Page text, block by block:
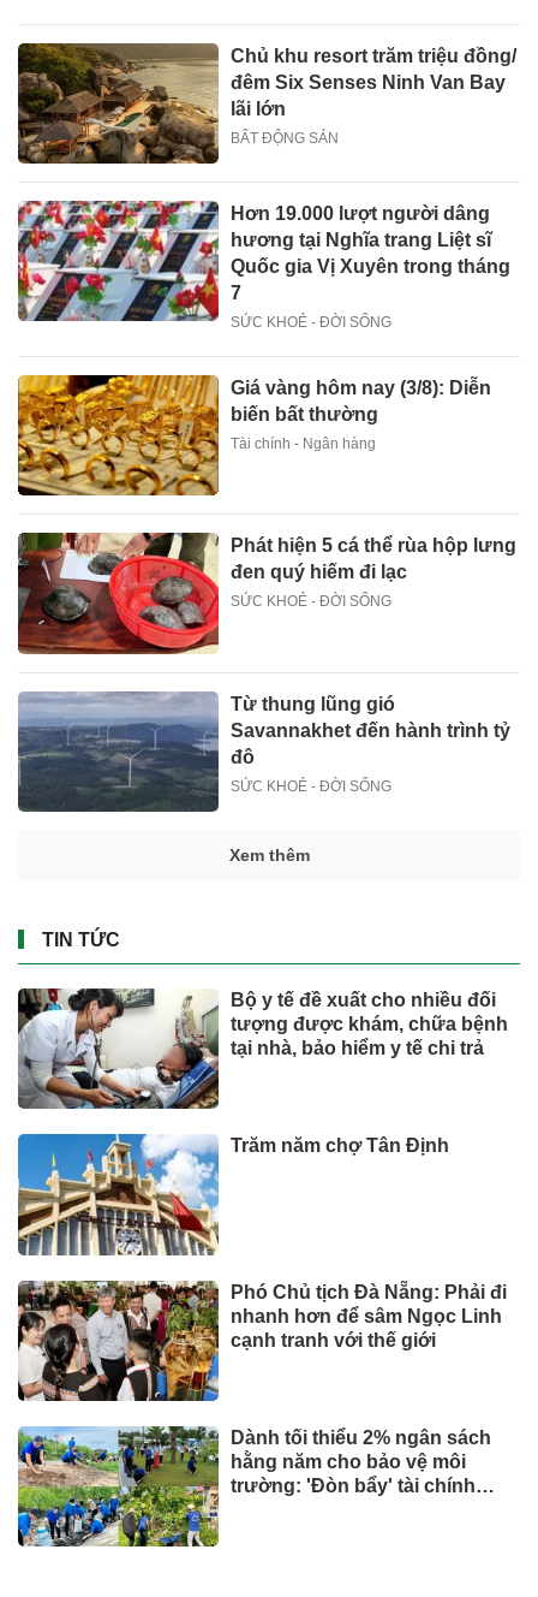
Chủ khu resort trăm triệu đồng/
đêm Six Senses Ninh Van Bay
lãi lớn
BẤT ĐỘNG SẢN
Hơn 19.000 lượt người dâng
hương tại Nghĩa trang Liệt sĩ
Quốc gia Vị Xuyên trong tháng
7
SỨC KHOẺ - ĐỜI SỐNG
Giá vàng hôm nay (3/8): Diễn
biến bất thường
Tài chính - Ngân hàng
Phát hiện 5 cá thể rùa hộp lưng
đen quý hiếm đi lạc
SỨC KHOẺ - ĐỜI SỐNG
Từ thung lũng gió
Savannakhet đến hành trình tỷ
đô
SỨC KHOẺ - ĐỜI SỐNG
Xem thêm
TIN TỨC
Bộ y tế đề xuất cho nhiều đối
tượng được khám, chữa bệnh
tại nhà, bảo hiểm y tế chi trả
Trăm năm chợ Tân Định
Phó Chủ tịch Đà Nẵng: Phải đi
nhanh hơn để sâm Ngọc Linh
cạnh tranh với thế giới
Dành tối thiểu 2% ngân sách
hằng năm cho bảo vệ môi
trường: 'Đòn bẩy' tài chính